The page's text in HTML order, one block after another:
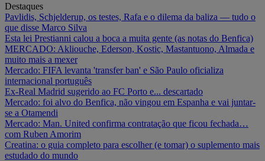
Destaques
Pavlidis, Schjelderup, os testes, Rafa e o dilema da baliza — tudo o
que disse Marco Silva
Esta lei Prestianni calou a boca a muita gente (as notas do Benfica)
MERCADO: Akliouche, Ederson, Kostic, Mastantuono, Almada e
muito mais a mexer
Mercado: FIFA levanta 'transfer ban' e São Paulo oficializa
internacional português
Ex-Real Madrid sugerido ao FC Porto e... descartado
Mercado: foi alvo do Benfica, não vingou em Espanha e vai juntar-
se a Otamendi
Mercado: Man. United confirma contratação que ficou fechada…
com Ruben Amorim
Creatina: o guia completo para escolher (e tomar) o suplemento mais
estudado do mundo